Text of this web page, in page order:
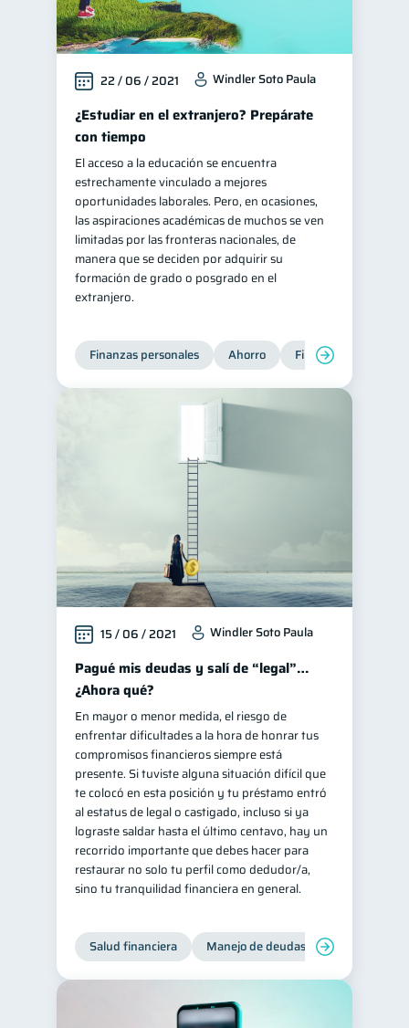
22 / 06 / 2021 Windler Soto Paula
¿Estudiar en el extranjero? Prepárate
con tiempo
El acceso a la educación se encuentra
estrechamente vinculado a mejores
oportunidades laborales. Pero, en ocasiones,
las aspiraciones académicas de muchos se ven
limitadas por las fronteras nacionales, de
manera que se deciden por adquirir su
formación de grado o posgrado en el
extranjero.
Finanzas personales Ahorro Finanzas para
15 / 06 / 2021 Windler Soto Paula
Pagué mis deudas y salí de “legal”…
¿Ahora qué?
En mayor o menor medida, el riesgo de
enfrentar dificultades a la hora de honrar tus
compromisos financieros siempre está
presente. Si tuviste alguna situación difícil que
te colocó en esta posición y tu préstamo entró
al estatus de legal o castigado, incluso si ya
lograste saldar hasta el último centavo, hay un
recorrido importante que debes hacer para
restaurar no solo tu perfil como dedudor/a,
sino tu tranquilidad financiera en general.
Salud financiera Manejo de deudas